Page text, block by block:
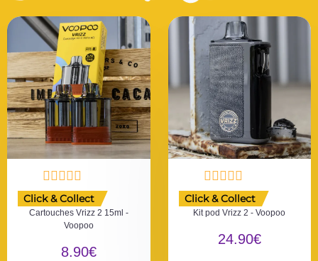
N
o
Click & Collect
Cartouches Vrizz 2 15ml -
Voopoo
8.90€
N
o
t
Click & Collect
Kit pod Vrizz 2 - Voopoo
24.90€